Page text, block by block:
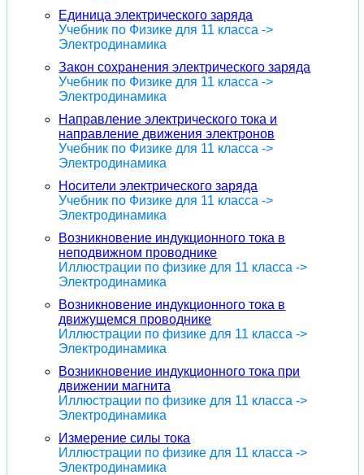
Единица электрического заряда
Учебник по Физике для 11 класса ->
Электродинамика
Закон сохранения электрического заряда
Учебник по Физике для 11 класса ->
Электродинамика
Направление электрического тока и
направление движения электронов
Учебник по Физике для 11 класса ->
Электродинамика
Носители электрического заряда
Учебник по Физике для 11 класса ->
Электродинамика
Возникновение индукционного тока в
неподвижном проводнике
Иллюстрации по физике для 11 класса ->
Электродинамика
Возникновение индукционного тока в
движущемся проводнике
Иллюстрации по физике для 11 класса ->
Электродинамика
Возникновение индукционного тока при
движении магнита
Иллюстрации по физике для 11 класса ->
Электродинамика
Измерение силы тока
Иллюстрации по физике для 11 класса ->
Электродинамика